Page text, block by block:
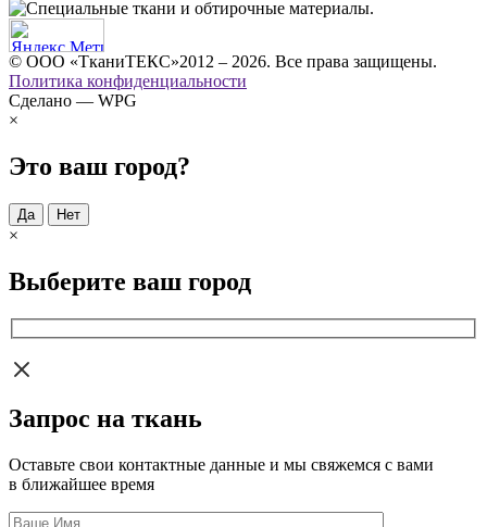
© ООО «ТканиТЕКС»2012 – 2026. Все права защищены.
Политика конфиденциальности
Сделано — WPG
×
Это ваш город?
Да Нет
×
Выберите ваш город
Запрос на ткань
Оставьте свои контактные данные и мы свяжемся с вами
в ближайшее время